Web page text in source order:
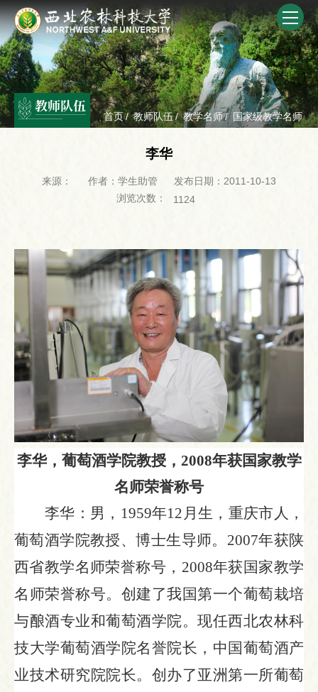
教师队伍
首页/ 教师队伍/ 教学名师/ 国家级教学名师
李华
来源： 作者：学生助管
发布日期：2011-10-13
浏览次数：
1124
李华， 葡萄酒学院教授， 2008年获国家教学
名师荣誉称号
李华：男， 1959年12月生，重庆市人，
葡萄酒学院教授、博士生导师。2007年获陕
西省教学名师荣誉称号 ， 2008年获国家教学
名师荣誉称号。创建了我国第一个葡萄栽培
与酿酒专业和葡萄酒学院。现任西北农林科
技大学葡萄酒学院名誉院长，中国葡萄酒产
业技术研究院院长。 创办了亚洲第一所葡萄